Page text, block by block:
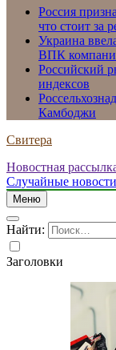
Россия
что стоит за
Украина
ВПК
Российский
индексов
Камбоджи
Свитера
Новостная
Случайные новости
Меню
Найти:
Заголовки